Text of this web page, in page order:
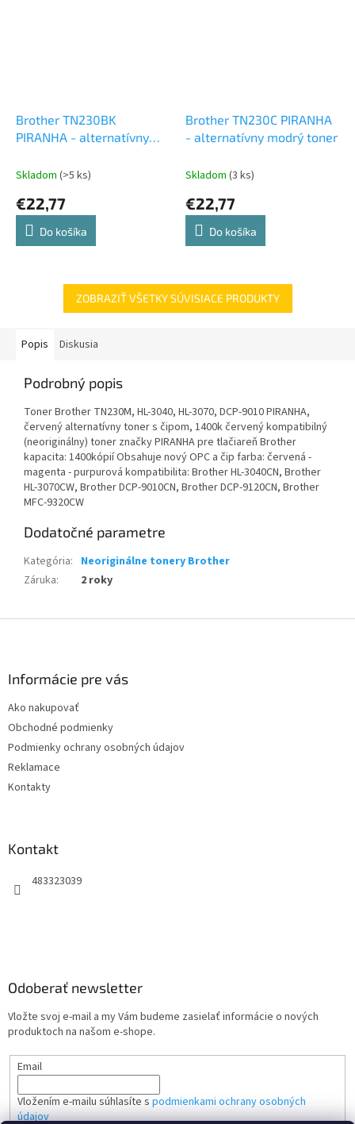
Brother TN230BK
PIRANHA - alternatívny
Skladom (>5 ks)
€22,77
Do košíka
Brother TN230C PIRANHA
- alternatívny modrý toner
Skladom (3 ks)
€22,77
Do košíka
ZOBRAZIŤ VŠETKY SÚVISIACE PRODUKTY
Popis Diskusia
Podrobný popis
Toner Brother TN230M, HL-3040, HL-3070, DCP-9010 PIRANHA,
červený alternatívny toner s čipom, 1400k červený kompatibilný
(neoriginálny) toner značky PIRANHA pre tlačiareň Brother
kapacita: 1400kópií Obsahuje nový OPC a čip farba: červená -
magenta - purpurová kompatibilita: Brother HL-3040CN, Brother
HL-3070CW, Brother DCP-9010CN, Brother DCP-9120CN, Brother
MFC-9320CW
Dodatočné parametre
Kategória: Neoriginálne tonery Brother
Záruka: 2 roky
Informácie pre vás
Ako nakupovať
Obchodné podmienky
Podmienky ochrany osobných údajov
Reklamace
Kontakty
Kontakt
483323039
Odoberať newsletter
Vložte svoj e-mail a my Vám budeme zasielať informácie o nových
produktoch na našom e-shope.
Email
Vložením e-mailu súhlasíte s podmienkami ochrany osobných
údajov